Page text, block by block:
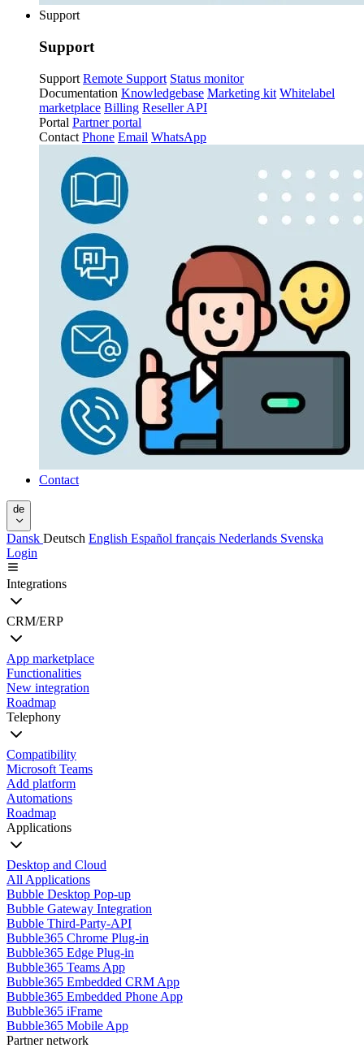
Support
Support
Support Remote Support Status monitor
Documentation Knowledgebase Marketing kit Whitelabel
marketplace Billing Reseller API
Portal Partner portal
Contact Phone Email WhatsApp
Contact
de
Dansk Deutsch English Español français Nederlands Svenska
Login
Integrations
CRM/ERP
App marketplace
Functionalities
New integration
Roadmap
Telephony
Compatibility
Microsoft Teams
Add platform
Automations
Roadmap
Applications
Desktop and Cloud
All Applications
Bubble Desktop Pop-up
Bubble Gateway Integration
Bubble Third-Party-API
Bubble365 Chrome Plug-in
Bubble365 Edge Plug-in
Bubble365 Teams App
Bubble365 Embedded CRM App
Bubble365 Embedded Phone App
Bubble365 iFrame
Bubble365 Mobile App
Partner network